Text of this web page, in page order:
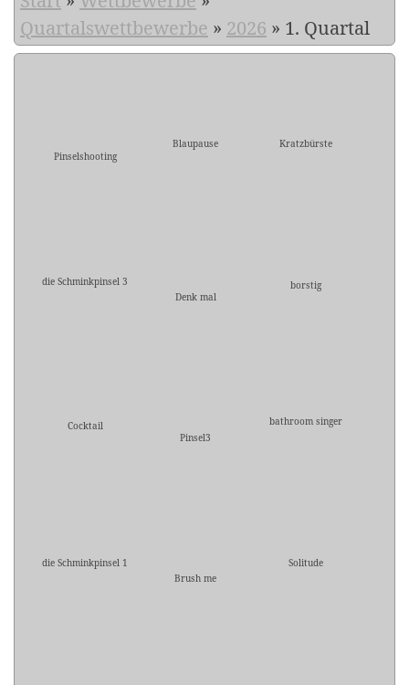
Quartalswettbewerbe » 2026 » 1. Quartal
Pinselshooting
Blaupause Kratzbürste
die Schminkpinsel 3
Denk mal
borstig
Cocktail
Pinsel3
bathroom singer
die Schminkpinsel 1
Brush me
Solitude